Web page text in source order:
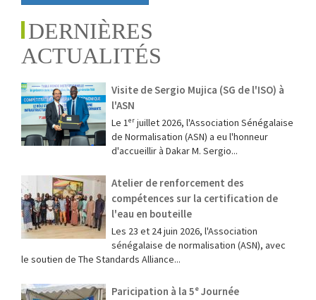
DERNIÈRES
ACTUALITÉS
Visite de Sergio Mujica (SG de l'ISO) à
l'ASN
Le 1ᵉʳ juillet 2026, l'Association Sénégalaise
de Normalisation (ASN) a eu l'honneur
d'accueillir à Dakar M. Sergio...
Atelier de renforcement des
compétences sur la certification de
l'eau en bouteille
Les 23 et 24 juin 2026, l'Association
sénégalaise de normalisation (ASN), avec
le soutien de The Standards Alliance...
Paricipation à la 5ᵉ Journée